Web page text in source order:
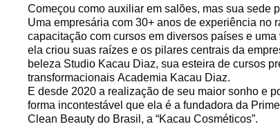
Começou como auxiliar em salões, mas sua sede
Uma empresária com 30+ anos de experiência no
capacitação com cursos em diversos países e
ela criou suas raízes e os pilares centrais da
beleza Studio Kacau Diaz, sua esteira de cursos
transformacionais Academia Kacau Diaz.
E desde 2020 a realização de seu maior sonho e
forma incontestável que ela é a fundadora da
Clean Beauty do Brasil, a “Kacau Cosméticos”.